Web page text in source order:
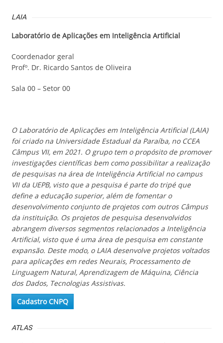
LAIA
Laboratório de Aplicações em Inteligência Artificial
Coordenador geral
Profº. Dr. Ricardo Santos de Oliveira
Sala 00 – Setor 00
O Laboratório de Aplicações em Inteligência Artificial (LAIA)
foi criado na Universidade Estadual da Paraíba, no CCEA
Câmpus VII, em 2021. O grupo tem o propósito de promover
investigações científicas bem como possibilitar a realização
de pesquisas na área de Inteligência Artificial no campus
VII da UEPB, visto que a pesquisa é parte do tripé que
define a educação superior, além de fomentar o
desenvolvimento conjunto de projetos com outros Câmpus
da instituição. Os projetos de pesquisa desenvolvidos
abrangem diversos segmentos relacionados a Inteligência
Artificial, visto que é uma área de pesquisa em constante
expansão. Deste modo, o LAIA desenvolve projetos voltados
para aplicações em redes Neurais, Processamento de
Linguagem Natural, Aprendizagem de Máquina, Ciência
dos Dados, Tecnologias Assistivas.
Cadastro CNPQ
ATLAS